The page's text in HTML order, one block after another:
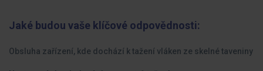
Jaké budou vaše klíčové odpovědnosti:
Obsluha zařízení, kde dochází k tažení vláken ze skelné taveniny